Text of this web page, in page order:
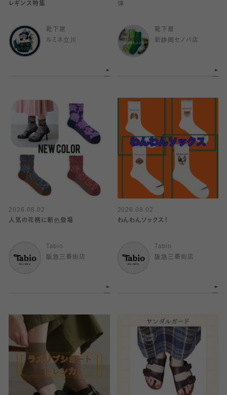
レギンス特集
靴下屋
ルミネ立川
弾
靴下屋
新静岡セノバ店
2026.08.02
人気の花柄に新色登場
Tabio
阪急三番街店
2026.08.02
わんわんソックス！
Tabio
阪急三番街店